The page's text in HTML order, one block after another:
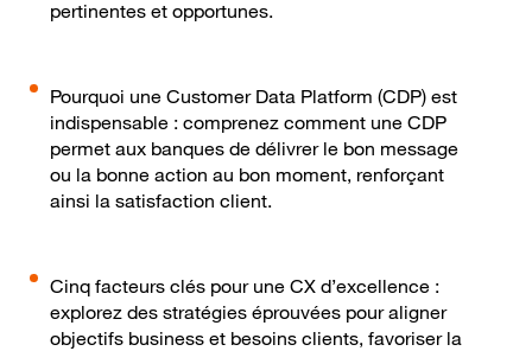
pertinentes et opportunes.
Pourquoi une Customer Data Platform (CDP) est
indispensable : comprenez comment une CDP
permet aux banques de délivrer le bon message
ou la bonne action au bon moment, renforçant
ainsi la satisfaction client.
Cinq facteurs clés pour une CX d’excellence :
explorez des stratégies éprouvées pour aligner
objectifs business et besoins clients, favoriser la